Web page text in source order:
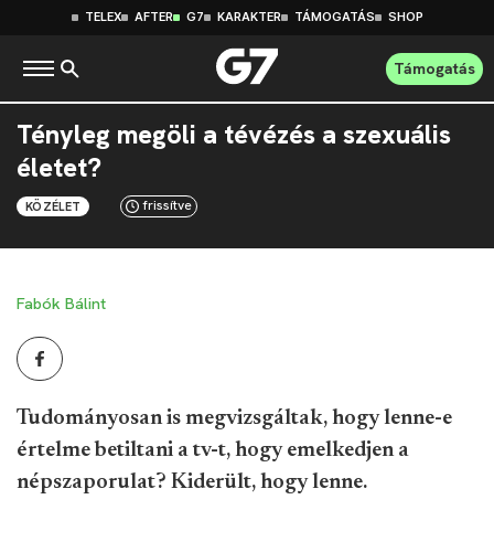
TELEX AFTER G7 KARAKTER TÁMOGATÁS SHOP
Támogatás
Tényleg megöli a tévézés a szexuális
életet?
KÖZÉLET frissítve
Fabók Bálint
Tudományosan is megvizsgáltak, hogy lenne-e
értelme betiltani a tv-t, hogy emelkedjen a
népszaporulat? Kiderült, hogy lenne.